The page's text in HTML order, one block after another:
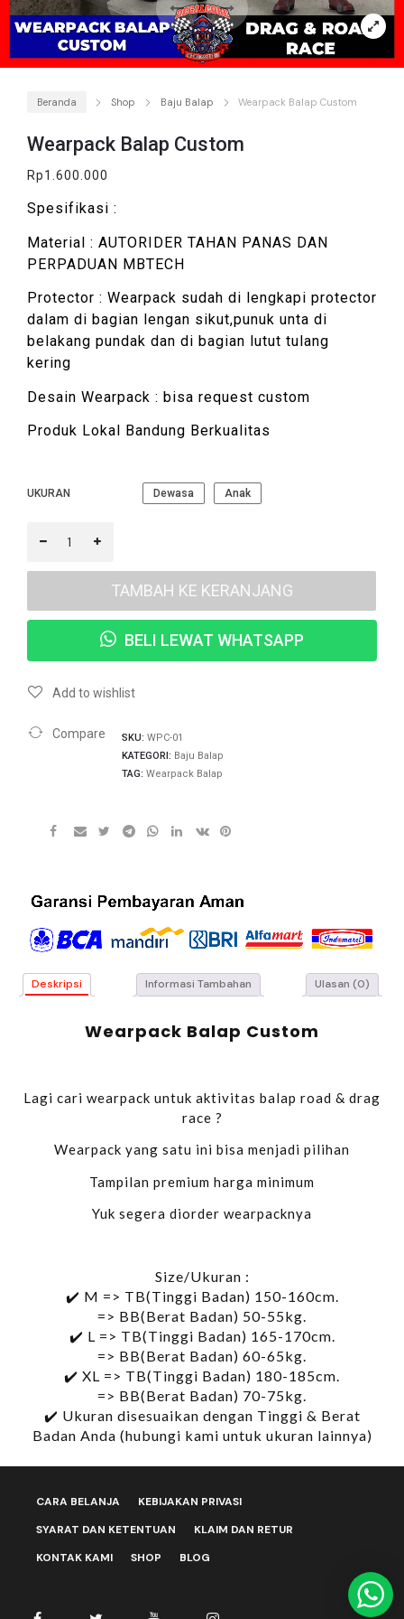
Beranda Shop Baju Balap Wearpack Balap Custom
Wearpack Balap Custom
Rp1.600.000
Spesifikasi :
Material : AUTORIDER TAHAN PANAS DAN
PERPADUAN MBTECH
Protector : Wearpack sudah di lengkapi protector
dalam di bagian lengan sikut,punuk unta di
belakang pundak dan di bagian lutut tulang
kering
Desain Wearpack : bisa request custom
Produk Lokal Bandung Berkualitas
UKURAN Dewasa Anak
TAMBAH KE KERANJANG
BELI LEWAT WHATSAPP
Add to wishlist
Compare SKU: WPC-01
KATEGORI: Baju Balap
TAG: Wearpack Balap
Deskripsi Informasi Tambahan Ulasan (0)
Wearpack Balap Custom
Lagi cari wearpack untuk aktivitas balap road & drag
race ?
Wearpack yang satu ini bisa menjadi pilihan
Tampilan premium harga minimum
Yuk segera diorder wearpacknya
Size/Ukuran :
✔️ M => TB(Tinggi Badan) 150-160cm.
=> BB(Berat Badan) 50-55kg.
✔️ L => TB(Tinggi Badan) 165-170cm.
=> BB(Berat Badan) 60-65kg.
✔️ XL => TB(Tinggi Badan) 180-185cm.
=> BB(Berat Badan) 70-75kg.
✔️ Ukuran disesuaikan dengan Tinggi & Berat
Badan Anda (hubungi kami untuk ukuran lainnya)
CARA BELANJA
KEBIJAKAN PRIVASI
SYARAT DAN KETENTUAN
KLAIM DAN RETUR
KONTAK KAMI
SHOP BLOG